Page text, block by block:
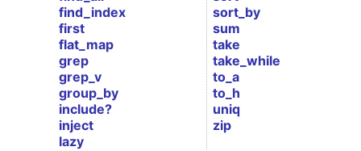
find_index
first
flat_map
grep
grep_v
group_by
include?
inject
lazy
sort_by
sum
take
take_while
to_a
to_h
uniq
zip